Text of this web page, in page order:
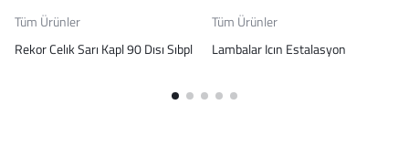
Tüm Ürünler
Rekor Celık Sarı Kapl 90 Dısı Sıbpl
Tüm Ürünler
Lambalar Icın Estalasyon